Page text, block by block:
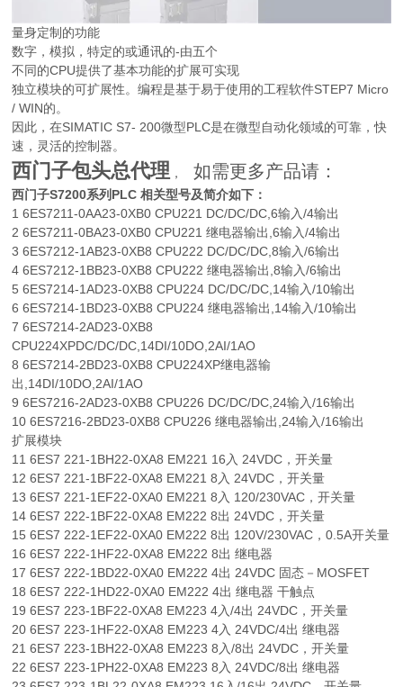
量身定制的功能
数字，模拟，特定的或通讯的-由五个
不同的CPU提供了基本功能的扩展可实现
独立模块的可扩展性。编程是基于易于使用的工程软件STEP7 Micro
/ WIN的。
因此，在SIMATIC S7- 200微型PLC是在微型自动化领域的可靠，快
速，灵活的控制器。
西门子包头总代理 ， 如需更多产品请：
西门子S7200系列PLC 相关型号及简介如下：
1 6ES7211-0AA23-0XB0 CPU221 DC/DC/DC,6输入/4输出
2 6ES7211-0BA23-0XB0 CPU221 继电器输出,6输入/4输出
3 6ES7212-1AB23-0XB8 CPU222 DC/DC/DC,8输入/6输出
4 6ES7212-1BB23-0XB8 CPU222 继电器输出,8输入/6输出
5 6ES7214-1AD23-0XB8 CPU224 DC/DC/DC,14输入/10输出
6 6ES7214-1BD23-0XB8 CPU224 继电器输出,14输入/10输出
7 6ES7214-2AD23-0XB8
CPU224XPDC/DC/DC,14DI/10DO,2AI/1AO
8 6ES7214-2BD23-0XB8 CPU224XP继电器输
出,14DI/10DO,2AI/1AO
9 6ES7216-2AD23-0XB8 CPU226 DC/DC/DC,24输入/16输出
10 6ES7216-2BD23-0XB8 CPU226 继电器输出,24输入/16输出
扩展模块
11 6ES7 221-1BH22-0XA8 EM221 16入 24VDC，开关量
12 6ES7 221-1BF22-0XA8 EM221 8入 24VDC，开关量
13 6ES7 221-1EF22-0XA0 EM221 8入 120/230VAC，开关量
14 6ES7 222-1BF22-0XA8 EM222 8出 24VDC，开关量
15 6ES7 222-1EF22-0XA0 EM222 8出 120V/230VAC，0.5A开关量
16 6ES7 222-1HF22-0XA8 EM222 8出 继电器
17 6ES7 222-1BD22-0XA0 EM222 4出 24VDC 固态－MOSFET
18 6ES7 222-1HD22-0XA0 EM222 4出 继电器 干触点
19 6ES7 223-1BF22-0XA8 EM223 4入/4出 24VDC，开关量
20 6ES7 223-1HF22-0XA8 EM223 4入 24VDC/4出 继电器
21 6ES7 223-1BH22-0XA8 EM223 8入/8出 24VDC，开关量
22 6ES7 223-1PH22-0XA8 EM223 8入 24VDC/8出 继电器